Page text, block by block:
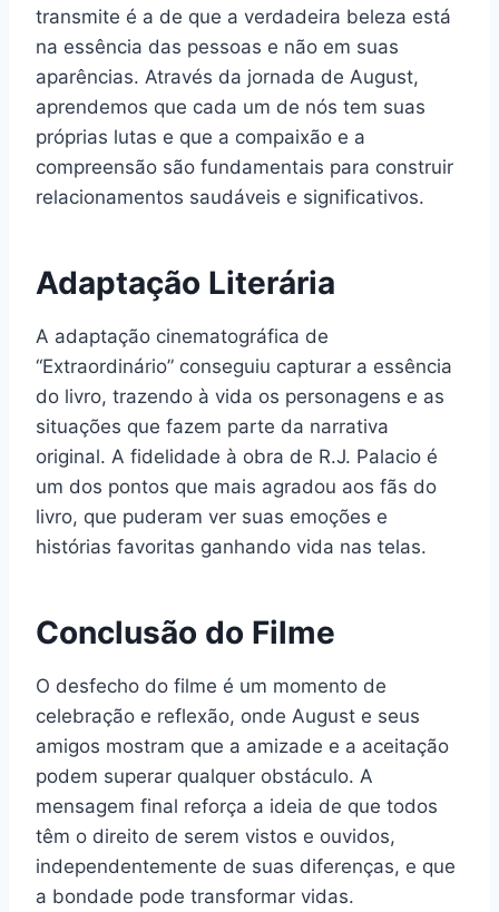
transmite é a de que a verdadeira beleza está
na essência das pessoas e não em suas
aparências. Através da jornada de August,
aprendemos que cada um de nós tem suas
próprias lutas e que a compaixão e a
compreensão são fundamentais para construir
relacionamentos saudáveis e significativos.
Adaptação Literária
A adaptação cinematográfica de
“Extraordinário” conseguiu capturar a essência
do livro, trazendo à vida os personagens e as
situações que fazem parte da narrativa
original. A fidelidade à obra de R.J. Palacio é
um dos pontos que mais agradou aos fãs do
livro, que puderam ver suas emoções e
histórias favoritas ganhando vida nas telas.
Conclusão do Filme
O desfecho do filme é um momento de
celebração e reflexão, onde August e seus
amigos mostram que a amizade e a aceitação
podem superar qualquer obstáculo. A
mensagem final reforça a ideia de que todos
têm o direito de serem vistos e ouvidos,
independentemente de suas diferenças, e que
a bondade pode transformar vidas.